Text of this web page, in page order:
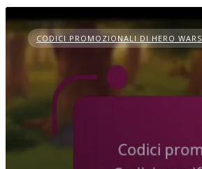
CODICI PROMOZIONALI DI HERO WARS